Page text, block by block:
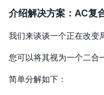
介绍解决方案：AC复
我们来谈谈一个正在改变
您可以将其视为一个二合
简单分解如下：